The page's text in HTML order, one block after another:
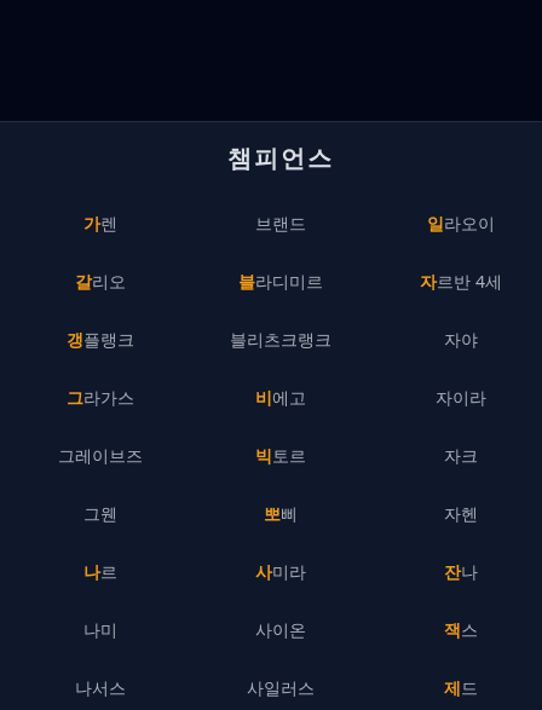
챔피언스
가렌
갈리오
갱플랭크
그라가스
그레이브즈
그웬
나르
나미
나서스
브랜드
블라디미르
블리츠크랭크
비에고
빅토르
뽀삐
사미라
사이온
사일러스
일라오이
자르반 4세
자야
자이라
자크
자헨
잔나
잭스
제드